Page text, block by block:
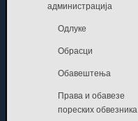
администрација
Одлуке
Обрасци
Обавештења
Права и обавезе
пореских обвезника